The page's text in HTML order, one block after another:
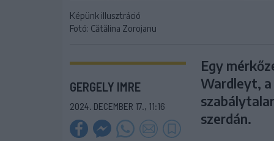
Képünk illusztráció
Fotó: Cătălina Zorojanu
GERGELY IMRE
2024. DECEMBER 17., 11:16
Egy
Wardleyt,
szerdán.